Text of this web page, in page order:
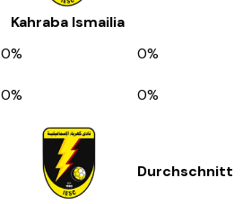
Kahraba Ismailia
0% 0%
0% 0%
Durchschnitt